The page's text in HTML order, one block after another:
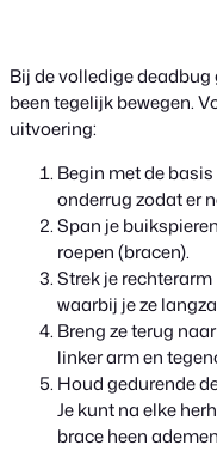
Bij de volledige
been tegelijk bewegen.
uitvoering:
Begin met de
onderrug zodat er
Span je
roepen (bracen).
Strek je
waarbij je ze
Breng ze terug
linker arm en
Houd gedurende
Je kunt na elke
brace heen